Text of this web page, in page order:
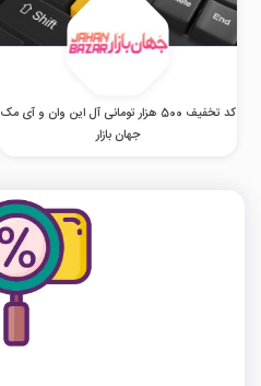
کد تخفیف 500 هزار تومانی آل این وان و آی مک
جهان بازار